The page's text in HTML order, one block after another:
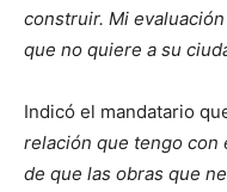
construir. Mi
que no quiere a su
Indicó el mandatario
relación que tengo con
de que las obras que